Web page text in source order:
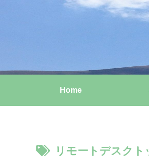
Home
リモートデスクト